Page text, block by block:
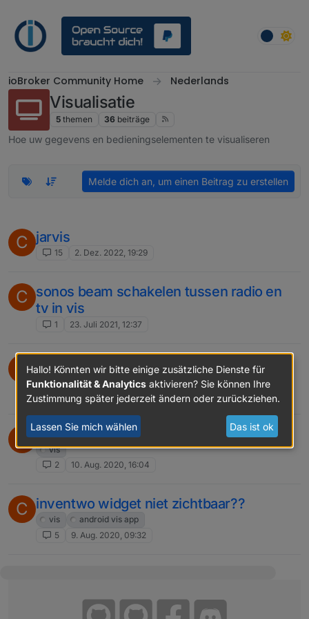
ioBroker Community Home Nederlands
Visualisatie
5 themen 36 beiträge
Hoe uw gegevens en bedieningselementen te visualiseren
Melde dich an, um einen Beitrag zu erstellen
C jarvis
15 2. Dez. 2022, 19:29
C sonos beam schakelen tussen radio en
tv in vis
1 23. Juli 2021, 12:37
C visualisatie wil niet opstarten
vis
13
24. Aug. 2020, 09:39
C verwarming in vis maken
vis
2
10. Aug. 2020, 16:04
C inventwo widget niet zichtbaar??
vis
android vis app
5
9. Aug. 2020, 09:32
Hallo! Könnten wir bitte einige zusätzliche Dienste für
Funktionalität & Analytics aktivieren? Sie können Ihre
Zustimmung später jederzeit ändern oder zurückziehen.
Lassen Sie mich wählen Das ist ok